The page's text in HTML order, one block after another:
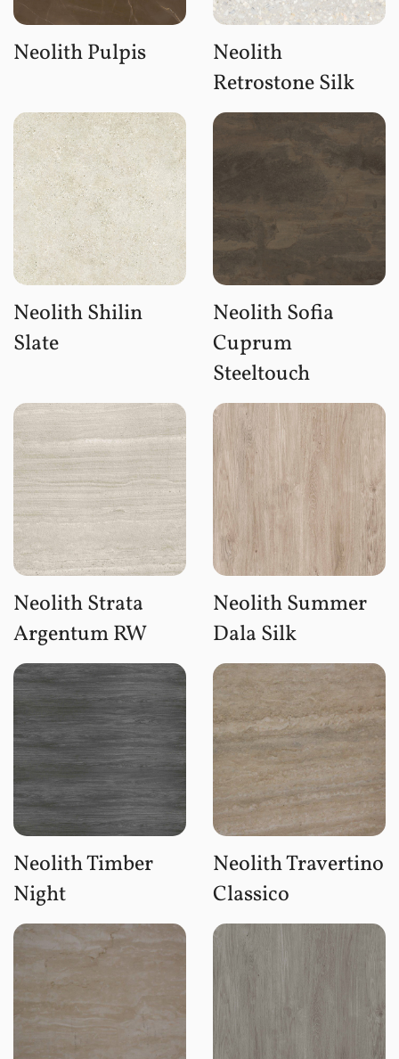
Neolith Pulpis
Neolith
Retrostone Silk
Neolith Shilin
Slate
Neolith Sofia
Cuprum
Steeltouch
Neolith Strata
Argentum RW
Neolith Summer
Dala Silk
Neolith Timber
Night
Neolith Travertino
Classico